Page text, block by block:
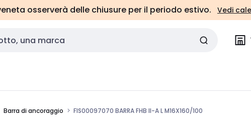
osserverà delle chiusure per il periodo estivo. Vedi
Barra di ancoraggio FIS00097070 BARRA FHB II-A L M16X160/100